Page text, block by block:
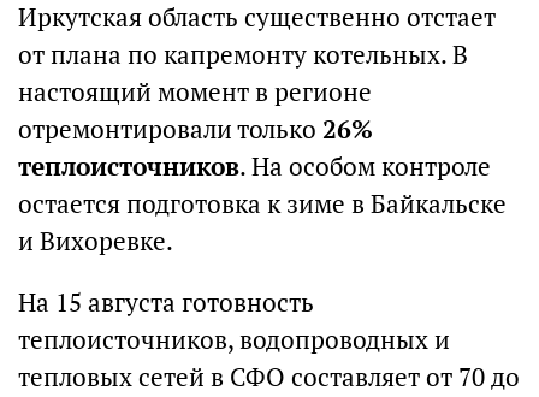
Иркутская область существенно отстает
от плана по капремонту котельных. В
настоящий момент в регионе
отремонтировали только 26%
теплоисточников. На особом контроле
остается подготовка к зиме в Байкальске
и Вихоревке.
На 15 августа готовность
теплоисточников, водопроводных и
тепловых сетей в СФО составляет от 70 до